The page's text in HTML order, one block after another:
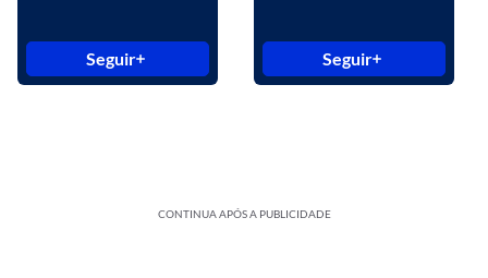
Seguir Seguir
CONTINUA APÓS A PUBLICIDADE